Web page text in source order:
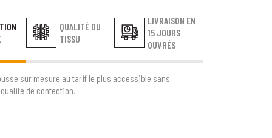
QUALITÉ DU
TISSU
LIVRAISON EN
15 JOURS
OUVRÉS
sur mesure au tarif le plus accessible sans
de confection.